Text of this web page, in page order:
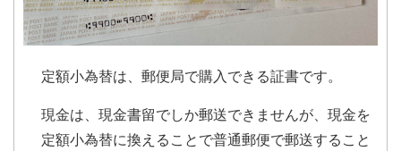
定額小為替は、郵便局で購入できる証書です。
現金は、現金書留でしか郵送できませんが、現金を
定額小為替に換えることで普通郵便で郵送すること